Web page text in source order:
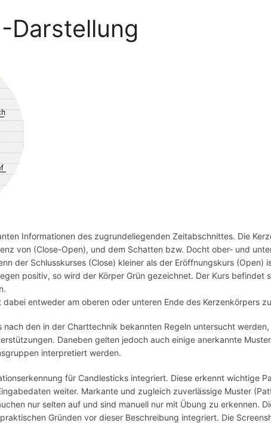
Darstellung
Informationen des zugrundeliegenden Zeitabschnittes. Die
von (Close-Open), und dem Schatten bzw. Docht ober- und
der Schlusskurses (Close) kleiner als der Eröffnungskurs (Open)
positiv, so wird der Körper Grün gezeichnet. Der Kurs befindet
entweder am oberen oder unteren Ende des Kerzenkörpers
nach den in der Charttechnik bekannten Regeln untersucht
Daneben gelten jedoch auch einige anerkannte
interpretiert werden.
für Candlesticks integriert. Diese erkennt wichtige
weiter. Markante und zugleich zuverlässige Muster
nur selten auf und sind manuell nur mit Übung zu erkennen.
Gründen vor dieser Beschreibung integriert. Die